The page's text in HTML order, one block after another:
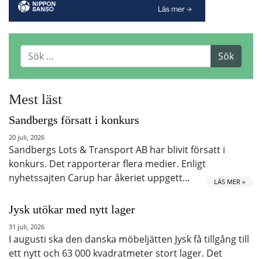
Mest läst
Sandbergs försatt i konkurs
20 juli, 2026
Sandbergs Lots & Transport AB har blivit försatt i
konkurs. Det rapporterar flera medier. Enligt
nyhetssajten Carup har åkeriet uppgett…
LÄS MER »
Jysk utökar med nytt lager
31 juli, 2026
I augusti ska den danska möbeljätten Jysk få tillgång till
ett nytt och 63 000 kvadratmeter stort lager. Det